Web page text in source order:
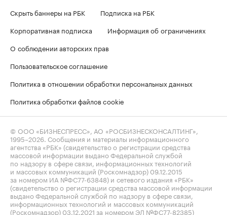
Скрыть баннеры на РБК
Подписка на РБК
Корпоративная подписка
Информация об ограничениях
О соблюдении авторских прав
Пользовательское соглашение
Политика в отношении обработки персональных данных
Политика обработки файлов cookie
© ООО «БИЗНЕСПРЕСС», АО «РОСБИЗНЕСКОНСАЛТИНГ»,
1995–2026. Сообщения и материалы информационного
агентства «РБК» (свидетельство о регистрации средства
массовой информации выдано Федеральной службой
по надзору в сфере связи, информационных технологий
и массовых коммуникаций (Роскомнадзор) 09.12.2015
за номером ИА №ФС77-63848) и сетевого издания «РБК»
(свидетельство о регистрации средства массовой информации
выдано Федеральной службой по надзору в сфере связи,
информационных технологий и массовых коммуникаций
(Роскомнадзор) 03.12.2021 за номером ЭЛ №ФС77-82385)